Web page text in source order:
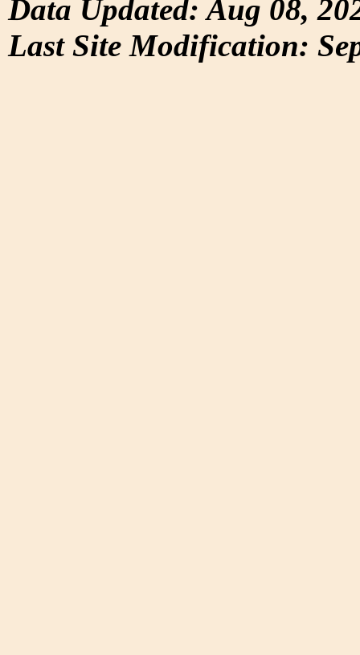
Data Updated: Aug 08,
Last Site Modification: